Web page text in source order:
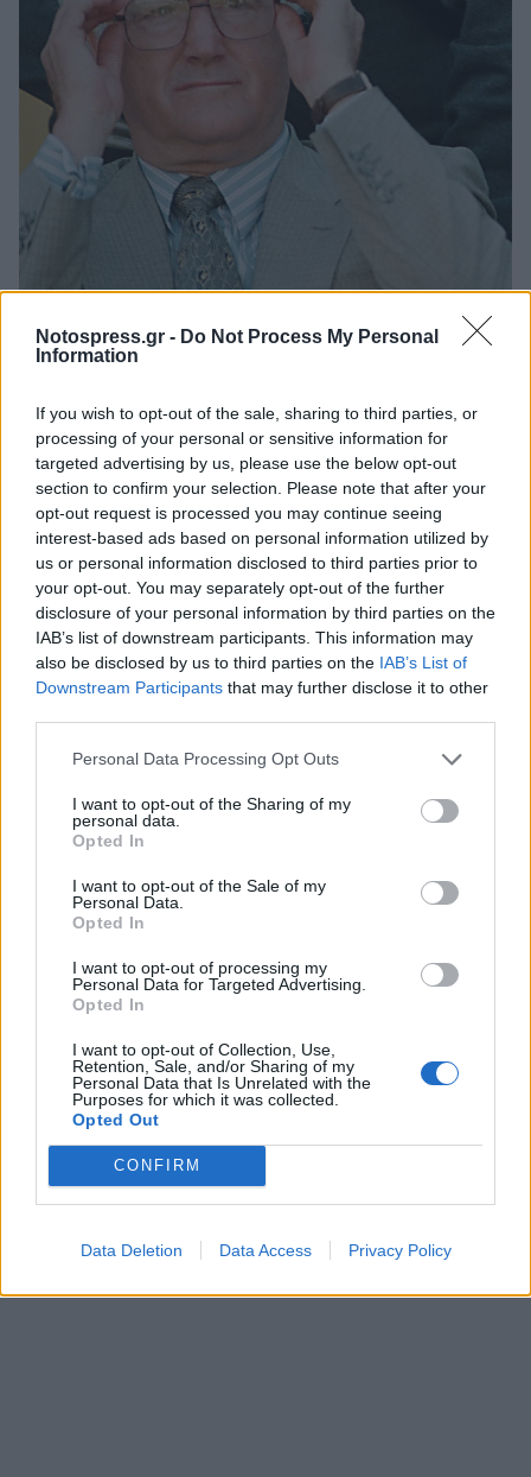
Notospress.gr - Do Not Process My Personal
Information
If you wish to opt-out of the sale, sharing to third parties, or
processing of your personal or sensitive information for
targeted advertising by us, please use the below opt-out
section to confirm your selection. Please note that after your
opt-out request is processed you may continue seeing
interest-based ads based on personal information utilized by
us or personal information disclosed to third parties prior to
your opt-out. You may separately opt-out of the further
disclosure of your personal information by third parties on the
IAB’s list of downstream participants. This information may
also be disclosed by us to third parties on the IAB’s List of
Downstream Participants that may further disclose it to other
Personal Data Processing Opt Outs
I want to opt-out of the Sharing of my
personal data.
Opted In
I want to opt-out of the Sale of my
Personal Data.
Opted In
I want to opt-out of processing my
Personal Data for Targeted Advertising.
Opted In
I want to opt-out of Collection, Use,
Retention, Sale, and/or Sharing of my
Personal Data that Is Unrelated with the
Purposes for which it was collected.
Opted Out
CONFIRM
Data Deletion Data Access Privacy Policy
Φυσικά το ελληνικό στοιχείο δεν έλειπε ποτέ
είναι ό,τι πολυτιμότερο ξεπήδησε από την
ποδοσφαιρική ομάδα της Καλαμάτας, προτού
παραχωρηθεί στον Παναθηναϊκό.
Ακολουθήστε τοnotospress.grστο Google News και
μάθετε πρώτοιόλες τις ειδήσεις
TAGS: ΜΑΥΡΗ ΘΥΕΛΛΑ
ΚΑΛΑΜΑΤΑ
ΣΤΑΥΡΟΣ ΠΑΠΑΔΟΠΟΥΛΟΣ